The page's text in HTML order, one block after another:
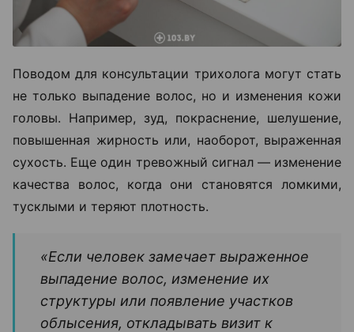
Поводом для консультации трихолога могут стать
не только выпадение волос, но и изменения кожи
головы. Например, зуд, покраснение, шелушение,
повышенная жирность или, наоборот, выраженная
сухость. Еще один тревожный сигнал — изменение
качества волос, когда они становятся ломкими,
тусклыми и теряют плотность.
«Если человек замечает выраженное
выпадение волос, изменение их
структуры или появление участков
облысения, откладывать визит к